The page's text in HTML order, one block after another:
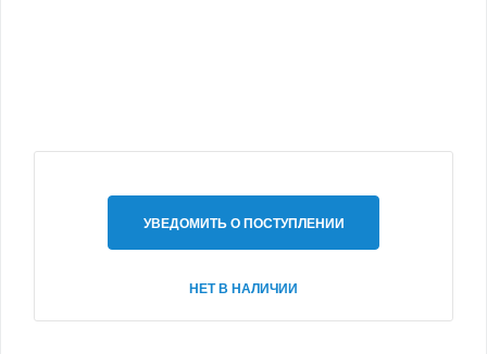
УВЕДОМИТЬ О ПОСТУПЛЕНИИ
НЕТ В НАЛИЧИИ